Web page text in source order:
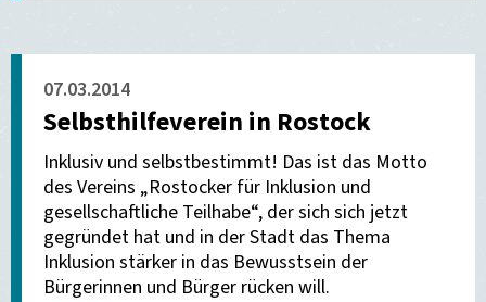
07.03.2014
Selbsthilfeverein in Rostock
Inklusiv und selbstbestimmt! Das ist das Motto
des Vereins „Rostocker für Inklusion und
gesellschaftliche Teilhabe“, der sich sich jetzt
gegründet hat und in der Stadt das Thema
Inklusion stärker in das Bewusstsein der
Bürgerinnen und Bürger rücken will.